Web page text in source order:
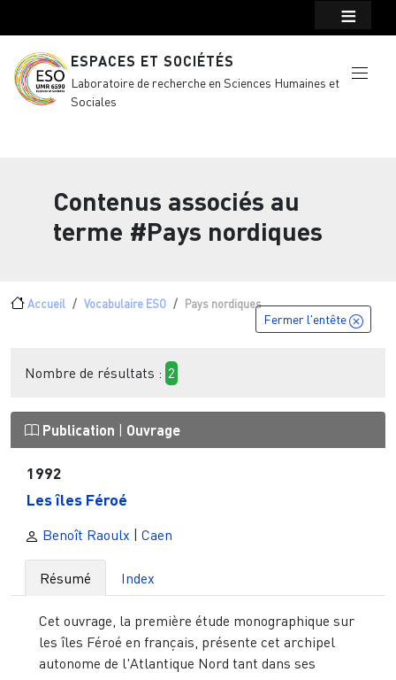
ESPACES ET SOCIÉTÉS
Laboratoire de recherche en Sciences Humaines et
Sociales
Contenus associés au
terme #Pays nordiques
Fil d'Ariane
Accueil Vocabulaire ESO Pays nordiques
Fermer l'entête
Nombre de résultats : 2
Publication Ouvrage
1992
Les îles Féroé
Benoît Raoulx | Caen
Résumé Index
Cet ouvrage, la première étude monographique sur
les îles Féroé en français, présente cet archipel
autonome de l'Atlantique Nord tant dans ses